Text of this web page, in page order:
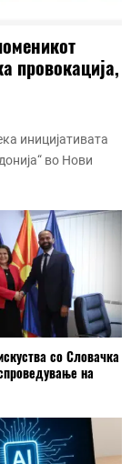
провокација,
иницијативата
во Нови
со Словачка
на